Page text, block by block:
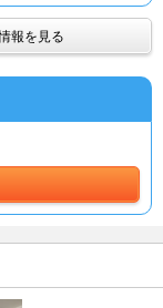
報を見る